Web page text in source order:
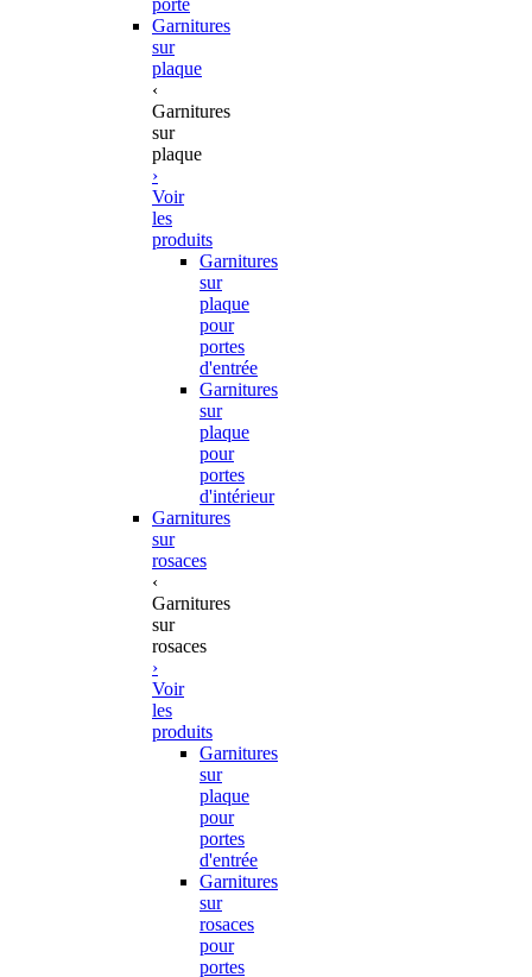
Garnitures
sur
plaque
‹
Garnitures
sur
plaque
›
Voir
les
produits
Garnitures
sur
plaque
pour
portes
d'entrée
Garnitures
sur
plaque
pour
portes
d'intérieur
Garnitures
sur
rosaces
‹
Garnitures
sur
rosaces
›
Voir
les
produits
Garnitures
sur
plaque
pour
portes
d'entrée
Garnitures
sur
rosaces
pour
portes